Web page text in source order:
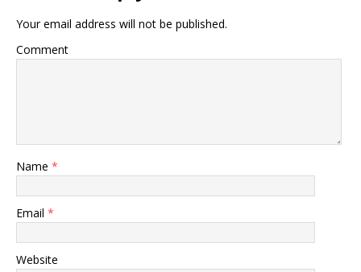
Your email address will not be published.
Comment
Name *
Email *
Website